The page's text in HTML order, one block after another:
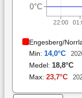
22:00
0°C
Engesberg/
Min: 14,0°C
Medel: 18,8°C
Max: 23,7°C